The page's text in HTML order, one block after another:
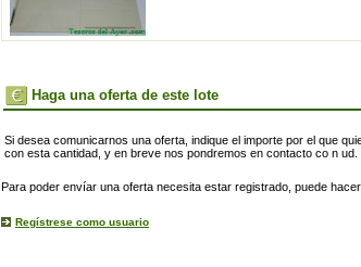
Haga una oferta de este lote
Si desea comunicarnos una oferta, indique el importe por el que
con esta cantidad, y en breve nos pondremos en contacto co n ud.
Para poder envíar una oferta necesita estar registrado, puede
Regístrese como usuario